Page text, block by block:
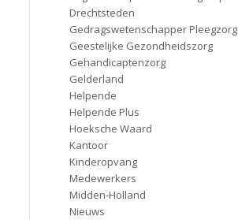
Drechtsteden
Gedragswetenschapper Pleegzorg
Geestelijke Gezondheidszorg
Gehandicaptenzorg
Gelderland
Helpende
Helpende Plus
Hoeksche Waard
Kantoor
Kinderopvang
Medewerkers
Midden-Holland
Nieuws